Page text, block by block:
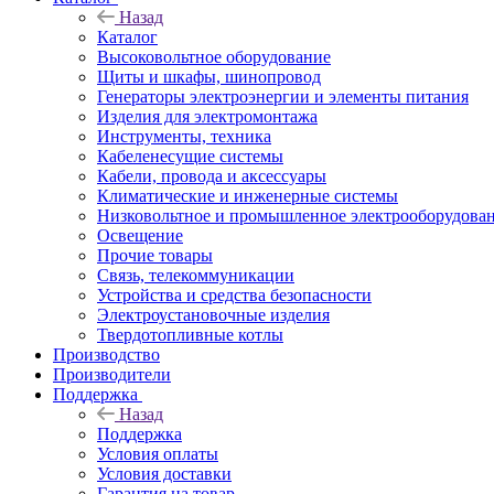
Назад
Каталог
Высоковольтное оборудование
Щиты и шкафы, шинопровод
Генераторы электроэнергии и элементы питания
Изделия для электромонтажа
Инструменты, техника
Кабеленесущие системы
Кабели, провода и аксессуары
Климатические и инженерные системы
Низковольтное и промышленное
Освещение
Прочие товары
Связь, телекоммуникации
Устройства и средства безопасности
Электроустановочные изделия
Твердотопливные котлы
Производство
Производители
Поддержка
Назад
Поддержка
Условия оплаты
Условия доставки